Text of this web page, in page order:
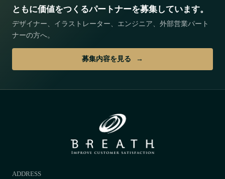
ともに価値をつくるパートナーを募集しています。
デザイナー、イラストレーター、エンジニア、外部営業パート
ナーの方へ。
募集内容を見る
ADDRESS